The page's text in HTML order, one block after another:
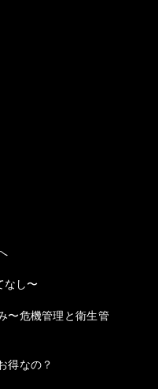
なし〜
〜危機管理と衛生管
得なの？